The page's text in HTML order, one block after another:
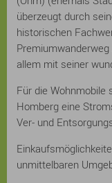
überzeugt durch
historischen
allem mit seiner
Für die Wohnmobile
Homberg eine
Ver- und
unmittelbaren